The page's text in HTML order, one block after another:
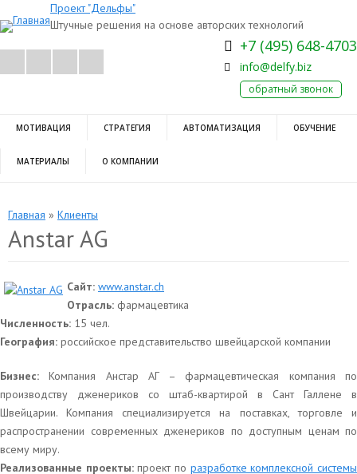
Проект "Дельфы"
Штучные решения на основе авторских технологий
+7 (495) 648-4703
info@delfy.biz
обратный звонок
МОТИВАЦИЯ СТРАТЕГИЯ АВТОМАТИЗАЦИЯ ОБУЧЕНИЕ
МАТЕРИАЛЫ О КОМПАНИИ
Главная » Клиенты
Anstar AG
Сайт: www.anstar.ch
Отрасль: фармацевтика
Численность: 15 чел.
География: российское представительство швейцарской компании
Бизнес:Компания Анстар АГ – фармацевтическая компания по
производству дженериков со штаб-квартирой в Сант Галлене в
Швейцарии. Компания специализируется на поставках, торговле и
распространении современных дженериков по доступным ценам по
всему миру.
Реализованные проекты:проект по разработке комплексной системы